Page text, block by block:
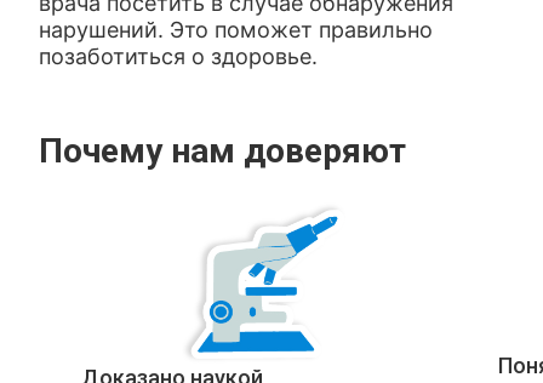
нарушений. Это поможет правильно
позаботиться о здоровье.
Почему нам доверяют
Доказано наукой